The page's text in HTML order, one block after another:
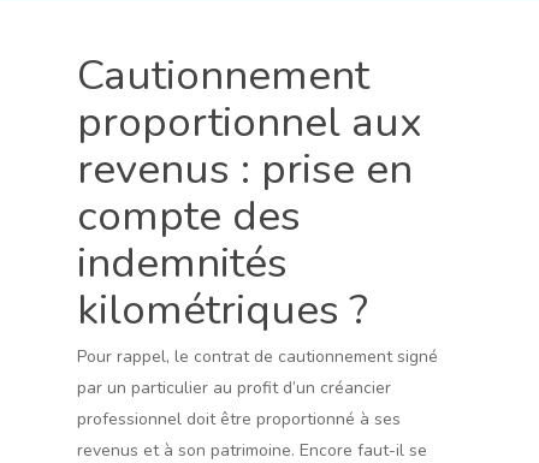
Cautionnement
proportionnel aux
revenus : prise en
compte des
indemnités
kilométriques ?
Pour rappel, le contrat de cautionnement signé
par un particulier au profit d’un créancier
professionnel doit être proportionné à ses
revenus et à son patrimoine. Encore faut-il se